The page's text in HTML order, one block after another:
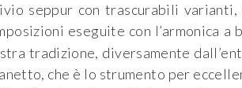
seppur con trascurabili
eseguite con l’armonica
tradizione, diversamente
che è lo strumento per